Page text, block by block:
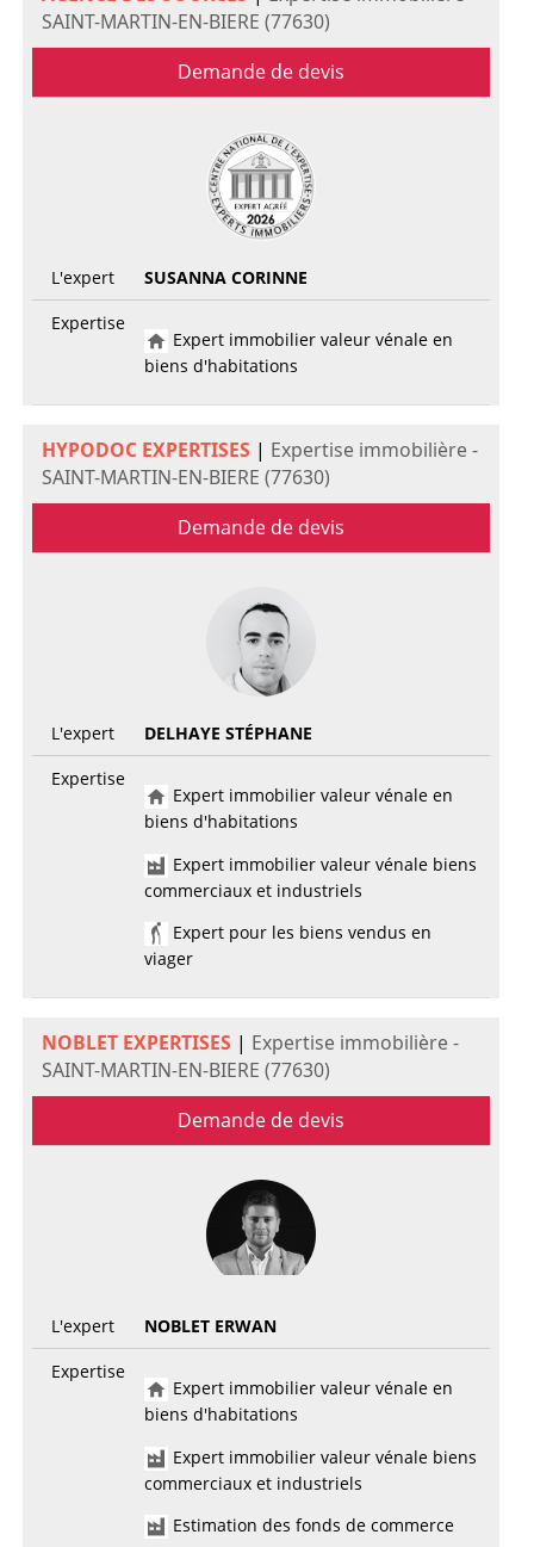
SAINT-MARTIN-EN-BIERE (77630)
Demande de devis
L'expert
SUSANNA CORINNE
Expertise
Expert immobilier valeur vénale en
biens d'habitations
HYPODOC EXPERTISES | Expertise immobilière -
SAINT-MARTIN-EN-BIERE (77630)
Demande de devis
L'expert
DELHAYE STÉPHANE
Expertise
Expert immobilier valeur vénale en
biens d'habitations
Expert immobilier valeur vénale biens
commerciaux et industriels
Expert pour les biens vendus en
viager
NOBLET EXPERTISES | Expertise immobilière -
SAINT-MARTIN-EN-BIERE (77630)
Demande de devis
L'expert
NOBLET ERWAN
Expertise
Expert immobilier valeur vénale en
biens d'habitations
Expert immobilier valeur vénale biens
commerciaux et industriels
Estimation des fonds de commerce